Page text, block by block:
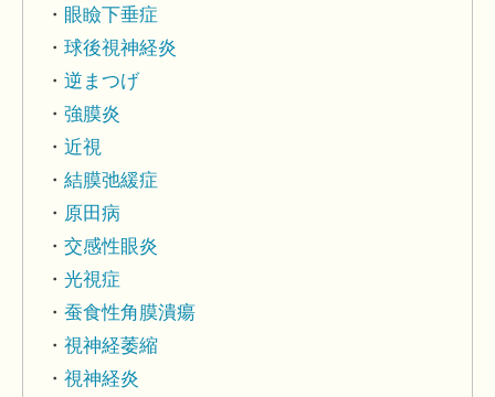
眼瞼下垂症
球後視神経炎
逆まつげ
強膜炎
近視
結膜弛緩症
原田病
交感性眼炎
光視症
蚕食性角膜潰瘍
視神経萎縮
視神経炎